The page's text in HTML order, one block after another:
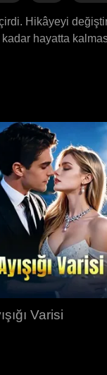
Hikâyeyi
hayatta
Varisi